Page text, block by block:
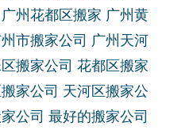
广州花都区搬家 广州黄
市搬家公司 广州天河
搬家公司 花都区搬家
家公司 天河区搬家公
公司 最好的搬家公司